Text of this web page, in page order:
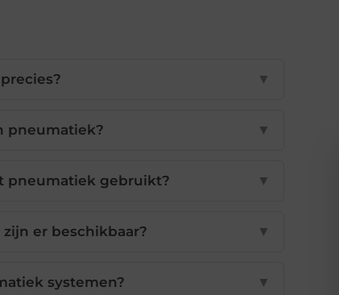
▼
pneumatiek? ▼
pneumatiek gebruikt? ▼
er beschikbaar? ▼
systemen? ▼